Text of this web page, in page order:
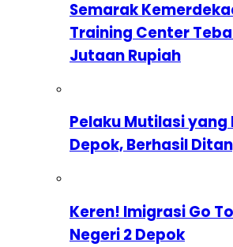
Semarak
Training Center
Jutaan Rupiah
Pelaku Mutilasi
Depok, Berhasil
Keren! Imigrasi Go
Negeri 2 Depok